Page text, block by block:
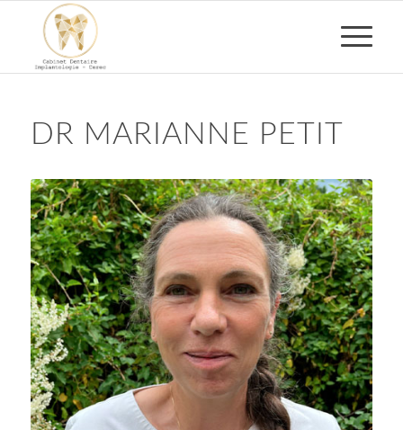
DR MARIANNE PETIT
Dr Marianne Petit – Dentiste
Barbizon